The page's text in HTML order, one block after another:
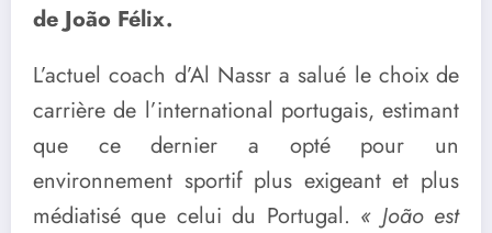
de João Félix.
L’actuel coach d’Al Nassr a salué le choix de
carrière de l’international portugais, estimant
que ce dernier a opté pour un
environnement sportif plus exigeant et plus
médiatisé que celui du Portugal. « João est